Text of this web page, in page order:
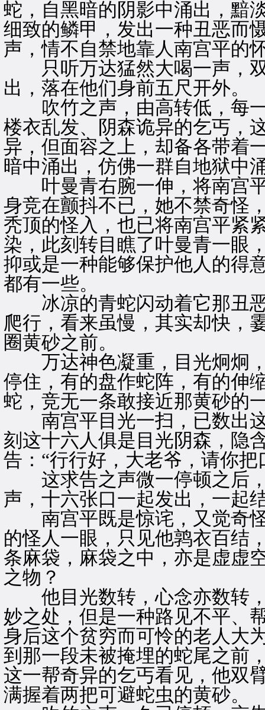
蛇，自黑暗的阴影中涌出，黯
细致的鳞甲，发出一种丑恶而
声，情不自禁地靠人南宫平的
只听万达猛然大喝一声，双
出，落在他们身前五尺开外。
吹竹之声，由高转低，每一
楼衣乱发、阴森诡异的乞丐，
异，但面容之上，却备各带着
暗中涌出，仿佛一群自地狱中
叶曼青右腕一伸，将南宫平
身竞在颤抖不已，她不禁奇怪
秃顶的怪入，也已将南宫平紧
染，此刻转目瞧了叶曼青一眼
抑或是一种能够保护他人的得
都有一些。
冰凉的青蛇闪动着它那丑恶
爬行，看来虽慢，其实却快，
圈黄砂之前。
万达神色凝重，目光炯炯，
停住，有的盘作蛇阵，有的伸
蛇，竞无一条敢接近那黄砂的
南宫平目光一扫，已数出这
刻这十六人俱是目光阴森，隐
告：“行行好，大老爷，请你
这求告之声微一停顿之后，
声，十六张口一起发出，一起
南宫平既是惊诧，又觉奇怪
的怪人一眼，只见他鹑衣百结
条麻袋，麻袋之中，亦是虚虚
之物？
他目光数转，心念亦数转，
妙之处，但是一种路见不平、
身后这个贫穷而可怜的老人大
到那一段未被掩埋的蛇尾之前
这一帮奇异的乞丐看见，他双
满握着两把可避蛇虫的黄砂。